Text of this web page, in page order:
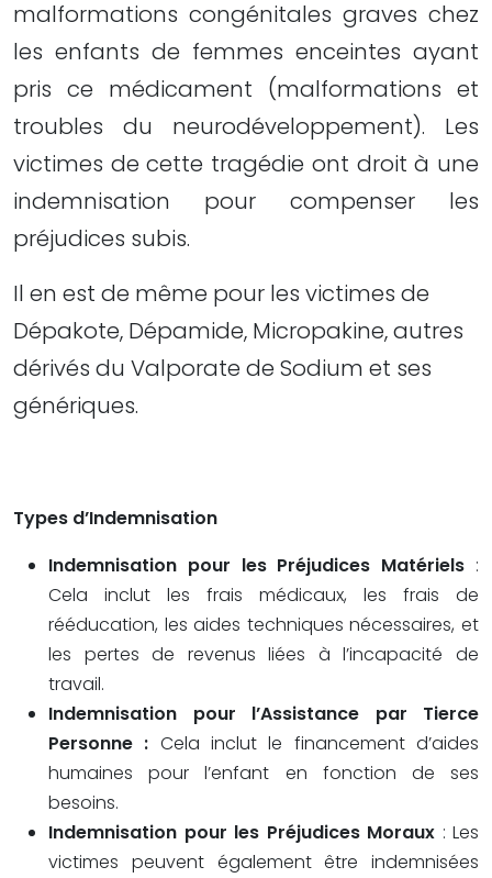
malformations congénitales graves chez
les enfants de femmes enceintes ayant
pris ce médicament (malformations et
troubles du neurodéveloppement). Les
victimes de cette tragédie ont droit à une
indemnisation pour compenser les
préjudices subis.
Il en est de même pour les victimes de
Dépakote, Dépamide, Micropakine, autres
dérivés du Valporate de Sodium et ses
génériques.
Types d’Indemnisation
Indemnisation pour les Préjudices Matériels :
Cela inclut les frais médicaux, les frais de
rééducation, les aides techniques nécessaires, et
les pertes de revenus liées à l’incapacité de
travail.
Indemnisation pour l’Assistance par Tierce
Personne : Cela inclut le financement d’aides
humaines pour l’enfant en fonction de ses
besoins.
Indemnisation pour les Préjudices Moraux : Les
victimes peuvent également être indemnisées